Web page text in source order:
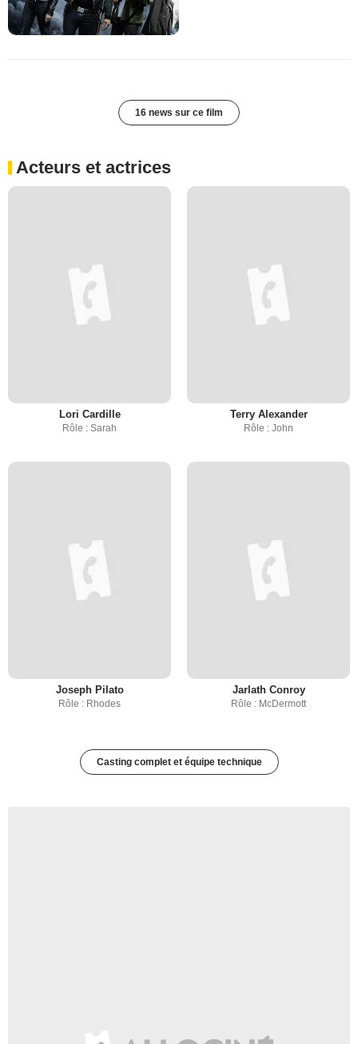
16 news sur ce film
Acteurs et actrices
Lori Cardille
Rôle : Sarah
Terry Alexander
Rôle : John
Joseph Pilato
Rôle : Rhodes
Jarlath Conroy
Rôle : McDermott
Casting complet et équipe technique